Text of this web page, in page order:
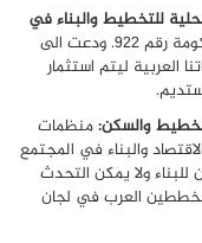
للتخطيط والبناء في
عن أهمية بلورة خطه لتنفيذ قرار الحكومة رقم 922. ودعت الى
العربية ليتم استثمار
والسكن:منظمات
والبناء في المجتمع
ولا يمكن التحدث
العرب في لجان